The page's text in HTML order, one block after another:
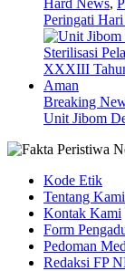
Hard News,
Peringati
Breaking
Unit Jibom
Kode Etik
Tentang Kami
Kontak Kami
Form
Pedoman
Redaksi FP